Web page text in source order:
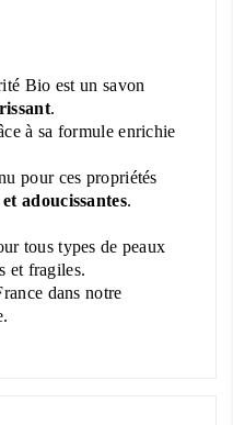
Bio est un savon
.
à sa formule enrichie
pour ces propriétés
adoucissantes.
tous types de peaux
et fragiles.
dans notre